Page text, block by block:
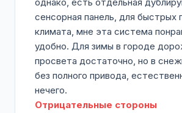
сенсорная панель, для быстрых
климата, мне эта система
удобно. Для зимы в городе
просвета достаточно, но в
без полного привода,
нечего.
Отрицательные стороны